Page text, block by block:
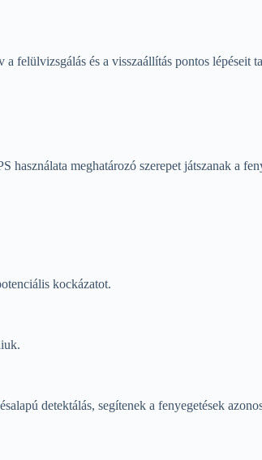
felülvizsgálás és a visszaállítás pontos lépéseit
meghatározó szerepet játszanak a
kockázatot.
detektálás, segítenek a fenyegetések